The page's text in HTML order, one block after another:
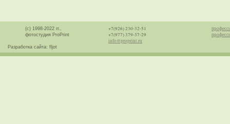
(с) 1998-2022 гг.,
фотостудия ProPrint
Разработка сайта: fljot
+7(926) 230-32-51
+7(977) 379-37-29
info@proprint.ru